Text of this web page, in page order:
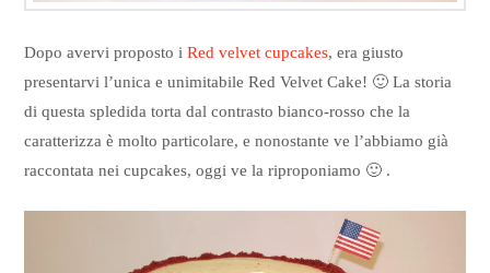
Dopo avervi proposto iRed velvet cupcakes, era giusto
presentarvi l’unica e unimitabile Red Velvet Cake! 🙂 La storia
di questa spledida torta dal contrasto bianco-rosso che la
caratterizza è molto particolare, e nonostante ve l’abbiamo già
raccontata nei cupcakes, oggi ve la riproponiamo 🙂 .